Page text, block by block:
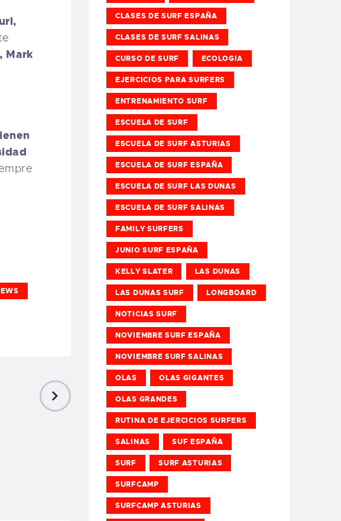
Mark
CLASES DE SURF ESPAÑA
CLASES DE SURF SALINAS
CURSO DE SURF ECOLOGIA
EJERCICIOS PARA SURFERS
ENTRENAMIENTO SURF
ESCUELA DE SURF
ESCUELA DE SURF ASTURIAS
ESCUELA DE SURF ESPAÑA
ESCUELA DE SURF LAS DUNAS
ESCUELA DE SURF SALINAS
FAMILY SURFERS
JUNIO SURF ESPAÑA
KELLY SLATER LAS DUNAS
LAS DUNAS SURF LONGBOARD
NOTICIAS SURF
NOVIEMBRE SURF ESPAÑA
NOVIEMBRE SURF SALINAS
OLAS OLAS GIGANTES
OLAS GRANDES
RUTINA DE EJERCICIOS SURFERS
SALINAS SUF ESPAÑA
SURF SURF ASTURIAS
SURFCAMP
SURFCAMP ASTURIAS